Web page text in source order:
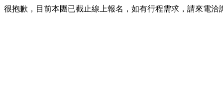
很抱歉，目前本團已截止線上報名，如有行程需求，請來電洽